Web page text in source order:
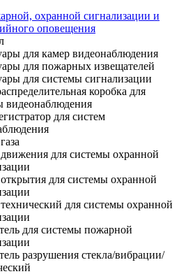
охранной сигнализации и
оповещения
для камер видеонаблюдения
для пожарных извещателей
для системы сигнализации
коробка для
видеонаблюдения
для систем
для системы охранной
для системы охранной
для системы охранной
для системы пожарной
разрушения стекла/вибрации/